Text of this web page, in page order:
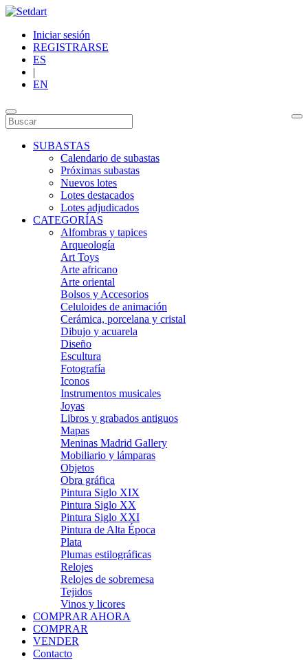
Iniciar sesión
REGISTRARSE
ES
|
EN
SUBASTAS
Calendario de subastas
Próximas subastas
Nuevos lotes
Lotes destacados
Lotes adjudicados
CATEGORÍAS
Alfombras y tapices
Arqueología
Art Toys
Arte africano
Arte oriental
Bolsos y Accesorios
Celuloides de animación
Cerámica, porcelana y cristal
Dibujo y acuarela
Diseño
Escultura
Fotografía
Iconos
Instrumentos musicales
Joyas
Libros y grabados antiguos
Mapas
Meninas Madrid Gallery
Mobiliario y lámparas
Objetos
Obra gráfica
Pintura Siglo XIX
Pintura Siglo XX
Pintura Siglo XXI
Pintura de Alta Época
Plata
Plumas estilográficas
Relojes
Relojes de sobremesa
Tejidos
Vinos y licores
COMPRAR AHORA
COMPRAR
VENDER
Contacto